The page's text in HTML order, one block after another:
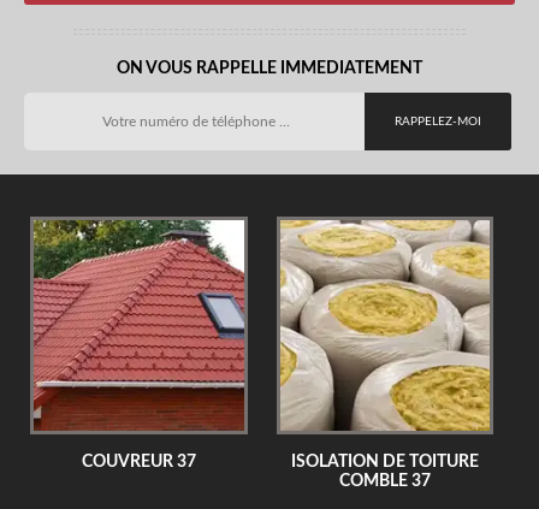
ON VOUS RAPPELLE IMMEDIATEMENT
COUVREUR 37
ISOLATION DE TOITURE
COMBLE 37